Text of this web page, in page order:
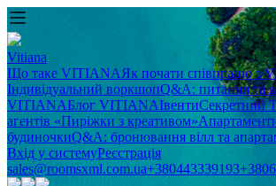
Vitiana
Що таке VITIANAЯк почати співпрацю з
Індивідуальний воркшопQ&A: питання та
VITIANAБлог VITIANAІвентиСекретний
агентів «Пиріжки з креативом»
будиночкиQ&A: бронювання вілл та
Вхід у системуРеєстрація
sales@roomsxml.com.ua+380443339193